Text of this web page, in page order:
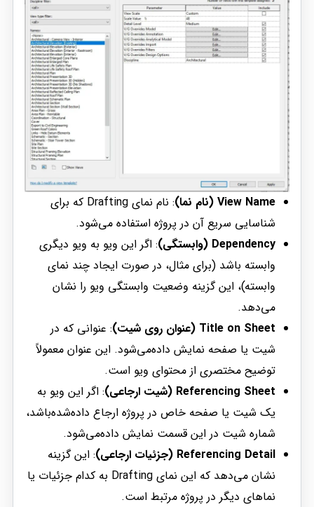
View Name (نام نما)
: نام نمای Drafting که برای
شناسایی سریع آن در پروژه استفاده می‌شود.
Dependency (وابستگی)
: اگر این ویو به ویو دیگری
وابسته باشد (برای مثال، در صورت ایجاد چند نمای
وابسته)، این گزینه وضعیت وابستگی ویو را نشان
می‌دهد.
Title on Sheet (عنوان روی شیت)
: عنوانی که در
شیت یا صفحه نمایش داده‌می‌شود. این عنوان معمولاً
توضیح مختصری از محتوای ویو است.
Referencing Sheet (شیت ارجاعی)
: اگر این ویو به
یک شیت یا صفحه خاص در پروژه ارجاع داده‌شده‌باشد،
شماره شیت در این قسمت نمایش داده‌می‌شود.
Referencing Detail (جزئیات ارجاعی)
: این گزینه
نشان می‌دهد که این نمای Drafting به کدام جزئیات یا
نماهای دیگر در پروژه مرتبط است.